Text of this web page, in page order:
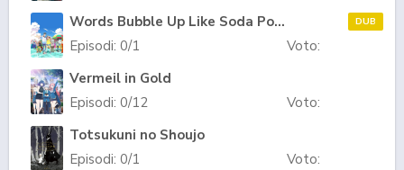
Words Bubble Up Like Soda Pop (ITA)
DUB
Voto:
Episodi: 0/1
Vermeil in Gold
Voto:
Episodi: 0/12
Totsukuni no Shoujo
Voto:
Episodi: 0/1